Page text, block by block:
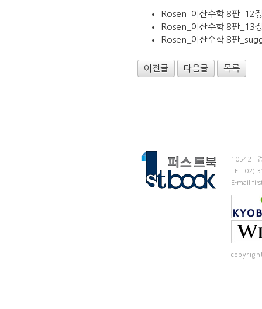
Rosen_이산수학 8판_12
Rosen_이산수학 8판_13
Rosen_이산수학 8판
이전글 다음글 목록
10542
TEL.
02)
E-mail